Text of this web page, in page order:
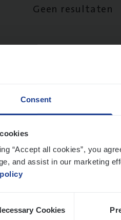
Consent
“Accept all cookies”, you
and assist in our marketing
Cookies
Geen resultaten